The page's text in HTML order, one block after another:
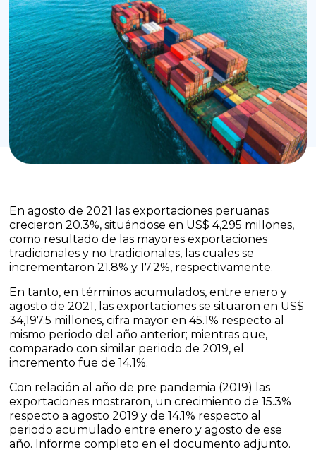
En agosto de 2021 las exportaciones peruanas
crecieron 20.3%, situándose en US$ 4,295 millones,
como resultado de las mayores exportaciones
tradicionales y no tradicionales, las cuales se
incrementaron 21.8% y 17.2%, respectivamente.
En tanto, en términos acumulados, entre enero y
agosto de 2021, las exportaciones se situaron en US$
34,197.5 millones, cifra mayor en 45.1% respecto al
mismo periodo del año anterior; mientras que,
comparado con similar periodo de 2019, el
incremento fue de 14.1%.
Con relación al año de pre pandemia (2019) las
exportaciones mostraron, un crecimiento de 15.3%
respecto a agosto 2019 y de 14.1% respecto al
periodo acumulado entre enero y agosto de ese
año. Informe completo en el documento adjunto.